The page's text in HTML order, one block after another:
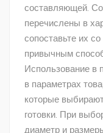
составляющей.
перечислены в
сопоставьте их
привычным
Использование в
в параметрах
которые
готовки. При
диаметр и